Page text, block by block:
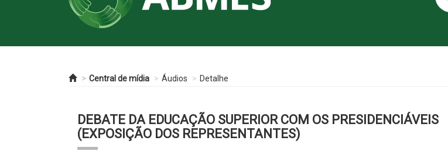
Central de mídia Áudios Detalhe
DEBATE DA EDUCAÇÃO SUPERIOR COM OS PRESIDENCIÁVEIS
(EXPOSIÇÃO DOS REPRESENTANTES)